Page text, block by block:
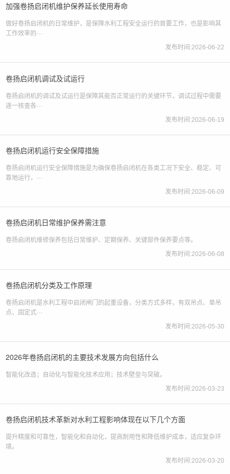
加强卷扬启闭机维护保养延长使用寿命
做好卷扬启闭机的日常维护，是保障水利工程安全运行的首要工作，也是影响其
工作效率的···
发布时间:2026-06-22
卷扬启闭机调试及试运行
卷扬启闭机的调试及试运行是保障其能否正常运行的关键环节，调试过程中需要
逐一核查各···
发布时间:2026-06-19
卷扬启闭机运行安全保障措施
卷扬启闭机运行安全保障措施是为确保卷扬启闭机在各类工况下安全、稳定、可
靠地运行，···
发布时间:2026-06-09
卷扬启闭机日常维护保养需注意
卷扬启闭机维修保养包括日常维护、定期保养、关键部件保养要点等。
发布时间:2026-06-08
卷扬启闭机分类及工作原理
卷扬启闭机是水利工程中启闭闸门的起重设备，分类方式多样，有双吊点、单吊
点、固定式···
发布时间:2026-05-30
2026年卷扬启闭机的主要技术发展方向包括什么
智能化改造；自动化与智能化技术应用；技术壁垒与突破。
发布时间:2026-03-23
卷扬启闭机技术革新对水利工程影响体现在以下几个方面
提升精度和可靠性，智能化和自动化，提高耐用性和降低维护成本，适应复杂环
境。
发布时间:2026-03-20